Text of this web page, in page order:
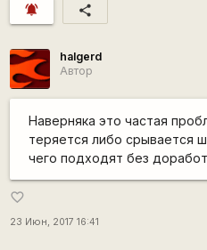
notifications_active share
halgerd
Автор
Наверняка это частая
теряется либо срывается
чего подходят без
favorite_border
23 Июн, 2017 16:41